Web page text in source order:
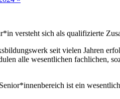
versteht sich als qualifizierte
seit vielen Jahren
alle wesentlichen fachlichen,
ist ein